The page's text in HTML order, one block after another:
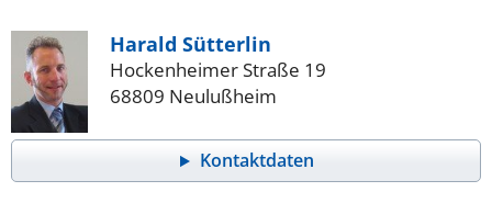
Harald Sütterlin
Hockenheimer Straße 19
68809 Neulußheim
Kontaktdaten